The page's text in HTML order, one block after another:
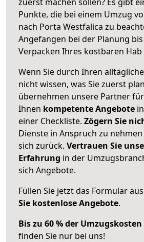
Punkte, die bei einem Umzug
nach Porta Westfalica zu
Angefangen bei der Planung
Verpacken Ihres kostbaren Hab
Wenn Sie durch Ihren
nicht wissen, was Sie zuerst
übernehmen unsere Partner
Ihnen kompetente Angebote
einer Checkliste. Zögern Sie
Dienste in Anspruch zu
sich zurück. Vertrauen Sie
Erfahrung in der
sich Angebote.
Füllen Sie jetzt das Formular
Sie kostenlose Angebote.
Bis zu 60 % der
finden Sie nur bei uns!